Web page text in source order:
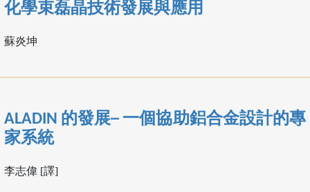
化學束磊晶技術發展與應用
蘇炎坤
ALADIN 的發展─ 一個協助鋁合金設計的專
家系統
李志偉 [譯]